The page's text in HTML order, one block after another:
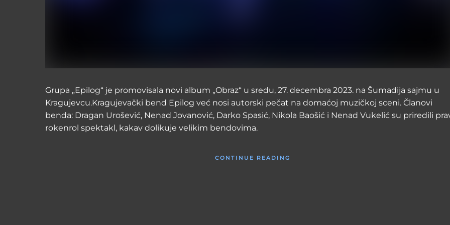
Grupa „Epilog“ je promovisala novi album „Obraz“ u sredu, 27. decembra 2023. na Šumadija sajmu u
Kragujevcu.Kragujevački bend Epilog već nosi autorski pečat na domaćoj muzičkoj sceni. Članovi
benda: Dragan Urošević, Nenad Jovanović, Darko Spasić, Nikola Baošić i Nenad Vukelić su priredili
rokenrol spektakl, kakav dolikuje velikim bendovima.
CONTINUE READING